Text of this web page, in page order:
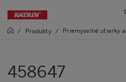
/ Produkty / Priemyselné utierky
458647